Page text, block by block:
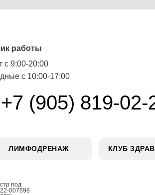
+7 (905) 819-02-
под
007698
работы
с 9:00-20:00
с 10:00-17:00
ЛИМФОДРЕНАЖ КЛУБ